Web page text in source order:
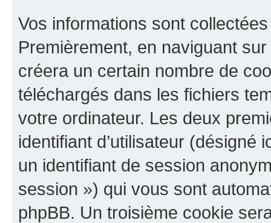
Vos informations sont
Premièrement, en naviguant
créera un certain nombre de
téléchargés dans les fichiers
votre ordinateur. Les deux
identifiant d’utilisateur (désigné
un identifiant de session
session ») qui vous sont
phpBB. Un troisième cookie